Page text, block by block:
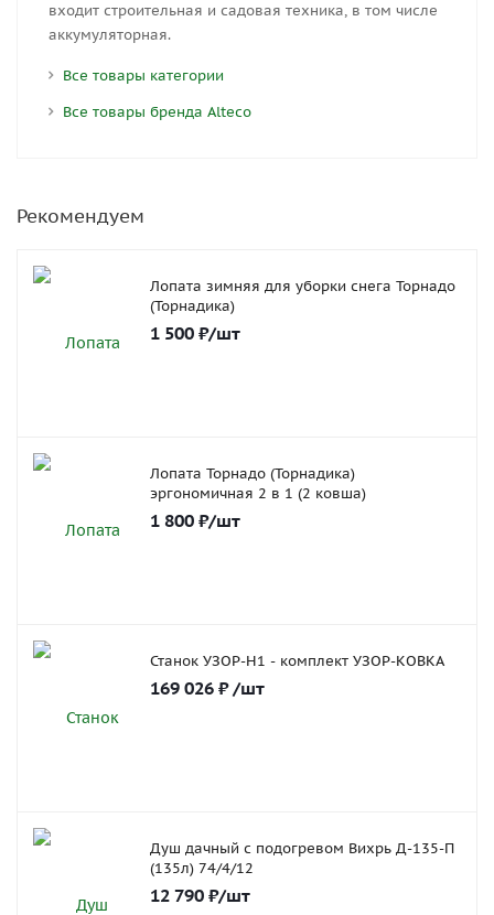
входит строительная и садовая техника, в том числе
аккумуляторная.
Все товары категории
Все товары бренда Alteco
Рекомендуем
Лопата зимняя для уборки снега Торнадо
(Торнадика)
1 500 ₽/шт
Лопата Торнадо (Торнадика)
эргономичная 2 в 1 (2 ковша)
1 800 ₽/шт
Станок УЗОР-Н1 - комплект УЗОР-КОВКА
169 026 ₽ /шт
Душ дачный с подогревом Вихрь Д-135-П
(135л) 74/4/12
12 790 ₽/шт